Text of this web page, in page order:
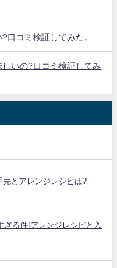
口コミ検証してみた。
いの?口コミ検証してみ
とアレンジレシピは?
る件!アレンジレシピと入